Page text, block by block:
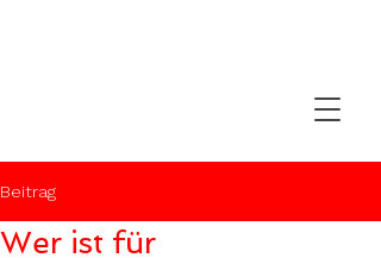
Beitrag
Wer ist für